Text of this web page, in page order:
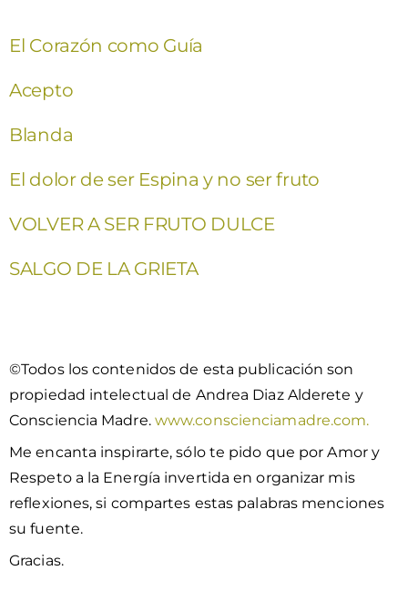
El Corazón como Guía
Acepto
Blanda
El dolor de ser Espina y no ser fruto
VOLVER A SER FRUTO DULCE
SALGO DE LA GRIETA
©Todos los contenidos de esta publicación son
propiedad intelectual de Andrea Diaz Alderete y
Consciencia Madre. www.conscienciamadre.com.
Me encanta inspirarte, sólo te pido que por Amor y
Respeto a la Energía invertida en organizar mis
reflexiones, si compartes estas palabras menciones
su fuente.
Gracias.